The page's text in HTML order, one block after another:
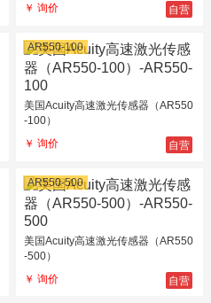
￥ 询价
自营
美国Acuity高速激光传感器（AR550
-100）
￥ 询价
自营
AR550-100
美国Acuity高速激光传感器（AR550
-500）
￥ 询价
自营
AR550-500